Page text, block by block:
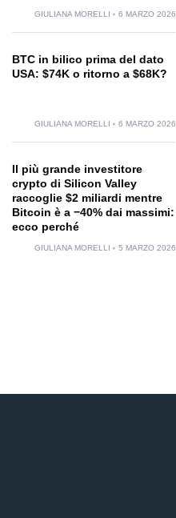
GIULIANA MORELLI 6 MARZO 2026
BTC in bilico prima del dato
USA: $74K o ritorno a $68K?
GIULIANA MORELLI 6 MARZO 2026
Il più grande investitore
crypto di Silicon Valley
raccoglie $2 miliardi mentre
Bitcoin è a −40% dai massimi:
ecco perché
GIULIANA MORELLI 5 MARZO 2026